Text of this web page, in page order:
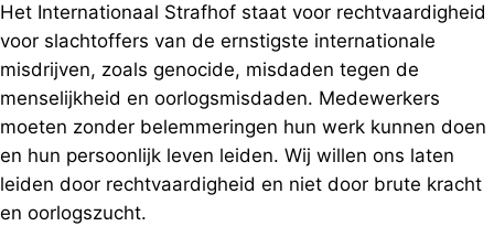
Het Internationaal Strafhof staat voor rechtvaardigheid
voor slachtoffers van de ernstigste internationale
misdrijven, zoals genocide, misdaden tegen de
menselijkheid en oorlogsmisdaden. Medewerkers
moeten zonder belemmeringen hun werk kunnen doen
en hun persoonlijk leven leiden. Wij willen ons laten
leiden door rechtvaardigheid en niet door brute kracht
en oorlogszucht.